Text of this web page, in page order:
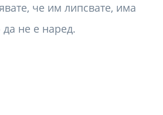
че им липсвате, има
не е наред.